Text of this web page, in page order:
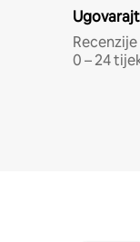
0 – 24